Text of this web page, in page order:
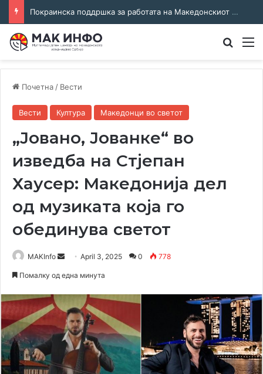
Покраинска поддршка за работата на Македонскиот национален совет: потпишан договор за суфинансирање на активностите
Почетна / Вести
Вести Култура Македонци во светот
„Јовано, Јованке“ во
изведба на Стјепан
Хаусер: Македонија дел
од музиката која го
обединува светот
MAKInfo
Send April 3, 2025 0 778
Помалку од една минута